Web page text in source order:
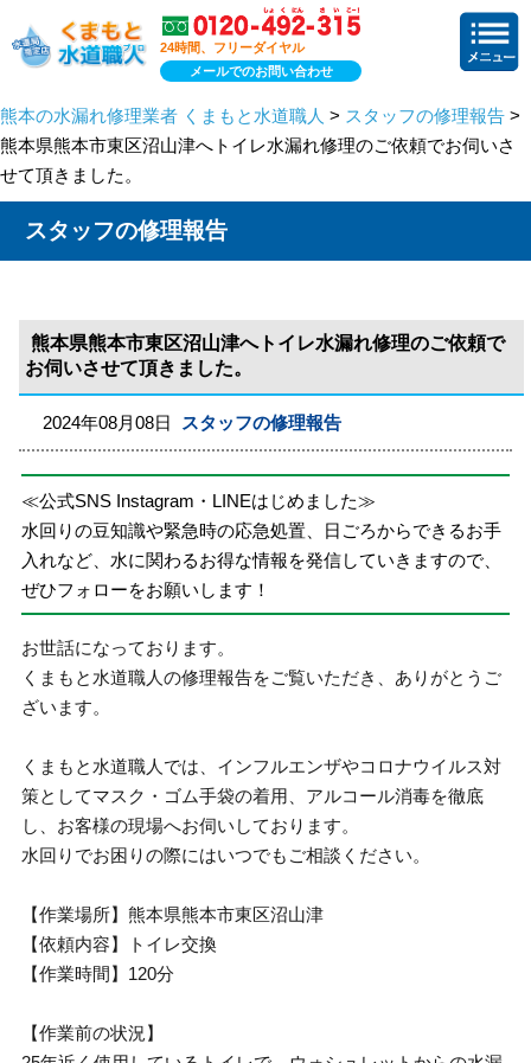
24時間、フリーダイヤル
メールでのお問い合わせ
熊本の水漏れ修理業者 くまもと水道職人 > スタッフの修理報告 >
熊本県熊本市東区沼山津へトイレ水漏れ修理のご依頼でお伺いさ
せて頂きました。
スタッフの修理報告
熊本県熊本市東区沼山津へトイレ水漏れ修理のご依頼で
お伺いさせて頂きました。
2024年08月08日 スタッフの修理報告
≪公式SNS Instagram・LINEはじめました≫
水回りの豆知識や緊急時の応急処置、日ごろからできるお手
入れなど、水に関わるお得な情報を発信していきますので、
ぜひフォローをお願いします！
お世話になっております。
くまもと水道職人の修理報告をご覧いただき、ありがとうご
ざいます。
くまもと水道職人では、インフルエンザやコロナウイルス対
策としてマスク・ゴム手袋の着用、アルコール消毒を徹底
し、お客様の現場へお伺いしております。
水回りでお困りの際にはいつでもご相談ください。
【作業場所】熊本県熊本市東区沼山津
【依頼内容】トイレ交換
【作業時間】120分
【作業前の状況】